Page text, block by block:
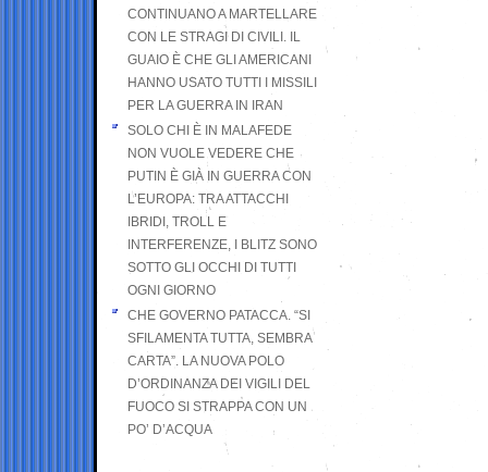
CONTINUANO A MARTELLARE
CON LE STRAGI DI CIVILI. IL
GUAIO È CHE GLI AMERICANI
HANNO USATO TUTTI I MISSILI
PER LA GUERRA IN IRAN
SOLO CHI È IN MALAFEDE
NON VUOLE VEDERE CHE
PUTIN È GIÀ IN GUERRA CON
L’EUROPA: TRA ATTACCHI
IBRIDI, TROLL E
INTERFERENZE, I BLITZ SONO
SOTTO GLI OCCHI DI TUTTI
OGNI GIORNO
CHE GOVERNO PATACCA. “SI
SFILAMENTA TUTTA, SEMBRA
CARTA”. LA NUOVA POLO
D’ORDINANZA DEI VIGILI DEL
FUOCO SI STRAPPA CON UN
PO’ D’ACQUA